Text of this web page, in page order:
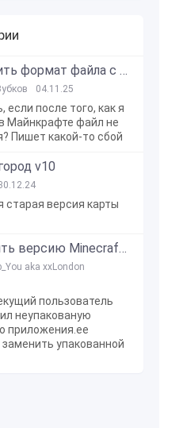
Как изменить формат файла с zip в mcworld?
04.11.25
если после того, как я
Майнкрафте файл не
Пишет какой-то сбой
v10
старая версия карты
Как откатить версию Minecraft Bedrock Edition на Windows 10?
aka xxLondon
пользователь
неупакованую
приложения.ее
упакованной